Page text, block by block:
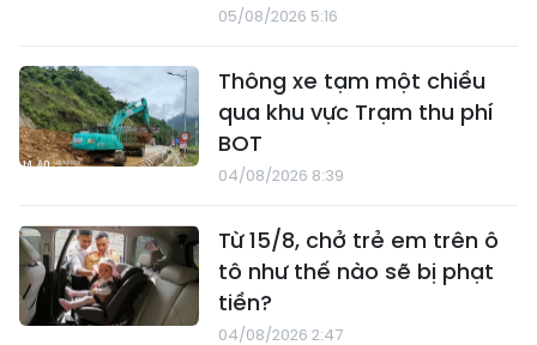
05/08/2026 5:16
Thông xe tạm một chiều
qua khu vực Trạm thu phí
BOT
04/08/2026 8:39
Từ 15/8, chở trẻ em trên ô
tô như thế nào sẽ bị phạt
tiền?
04/08/2026 2:47